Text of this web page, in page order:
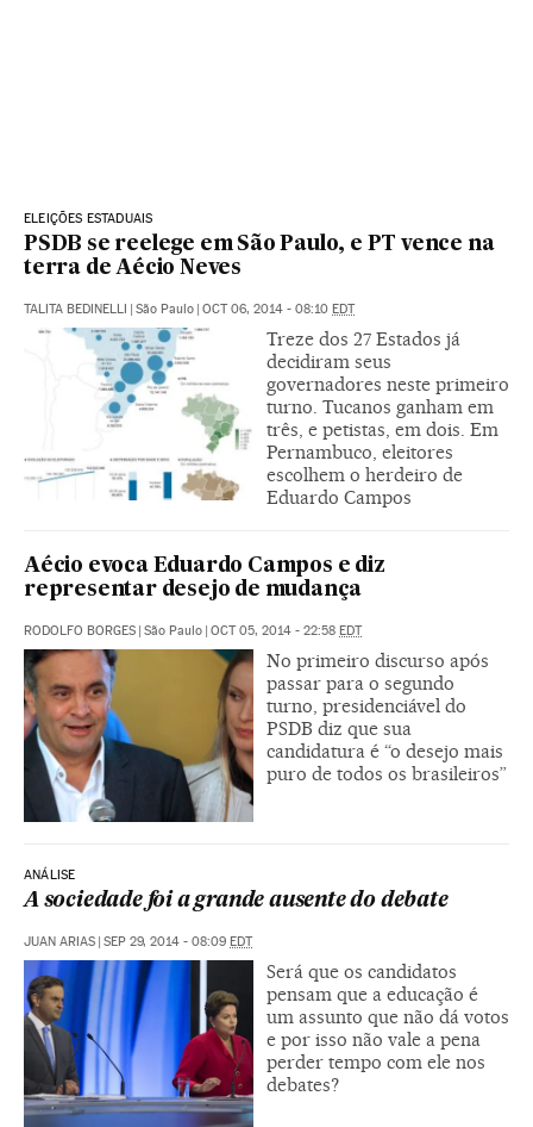
ELEIÇÕES ESTADUAIS
PSDB se reelege em São Paulo, e PT vence na
terra de Aécio Neves
TALITA BEDINELLI | São Paulo | OCT 06, 2014 - 08:10 EDT
Treze dos 27 Estados já
decidiram seus
governadores neste primeiro
turno. Tucanos ganham em
três, e petistas, em dois. Em
Pernambuco, eleitores
escolhem o herdeiro de
Eduardo Campos
Aécio evoca Eduardo Campos e diz
representar desejo de mudança
RODOLFO BORGES | São Paulo | OCT 05, 2014 - 22:58 EDT
No primeiro discurso após
passar para o segundo
turno, presidenciável do
PSDB diz que sua
candidatura é “o desejo mais
puro de todos os brasileiros”
ANÁLISE
A sociedade foi a grande ausente do debate
JUAN ARIAS | SEP 29, 2014 - 08:09 EDT
Será que os candidatos
pensam que a educação é
um assunto que não dá votos
e por isso não vale a pena
perder tempo com ele nos
debates?